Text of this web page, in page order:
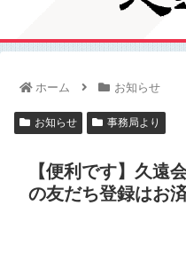
ホーム お知らせ
お知らせ 事務局より
【便利です】久遠
の友だち登録はお